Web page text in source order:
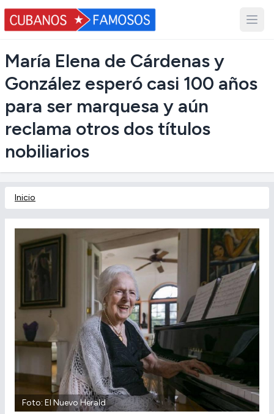
María Elena de Cárdenas y
González esperó casi 100 años
para ser marquesa y aún
reclama otros dos títulos
nobiliarios
Inicio
Foto: El Nuevo Herald